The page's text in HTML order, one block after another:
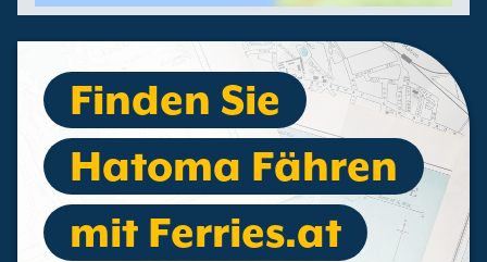
Finden Sie
Hatoma Fähren
mit Ferries.at